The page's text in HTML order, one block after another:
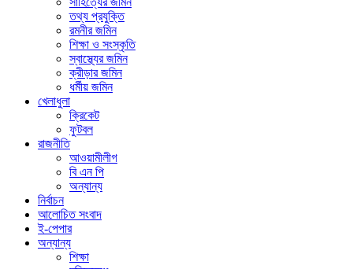
তথ্য প্রযুক্তি
রমনীর জমিন
শিক্ষা ও সংস্কৃতি
স্বাস্থ্যের জমিন
ক্রীড়ার জমিন
ধর্মীয় জমিন
খেলাধুলা
ক্রিকেট
ফুটবল
রাজনীতি
আওয়ামীলীগ
বি এন পি
অন্যান্য
নির্বাচন
আলোচিত সংবাদ
ই-পেপার
অন্যান্য
শিক্ষা